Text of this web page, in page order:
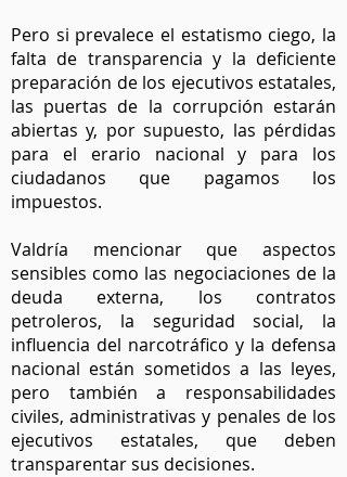
Pero si prevalece el estatismo ciego, la
falta de transparencia y la deficiente
preparación de los ejecutivos estatales,
las puertas de la corrupción estarán
abiertas y, por supuesto, las pérdidas
para el erario nacional y para los
ciudadanos que pagamos los
impuestos.
Valdría mencionar que aspectos
sensibles como las negociaciones de la
deuda externa, los contratos
petroleros, la seguridad social, la
influencia del narcotráfico y la defensa
nacional están sometidos a las leyes,
pero también a responsabilidades
civiles, administrativas y penales de los
ejecutivos estatales, que deben
transparentar sus decisiones.